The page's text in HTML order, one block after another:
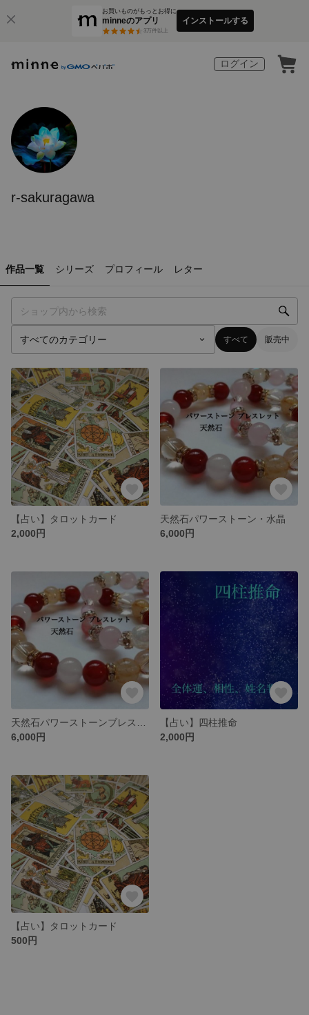
お買いものがもっとお得に
minneのアプリ
3万件以上
インストールする
ログイン
r-sakuragawa
作品一覧 シリーズ プロフィール レター
すべて 販売中
【占い】タロットカード
2,000円
天然石パワーストーン・水晶
6,000円
6,000円
【占い】四柱推命
2,000円
【占い】タロットカード
500円